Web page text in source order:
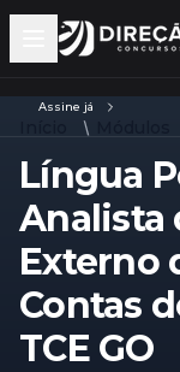
Open main menu
Assine já
Língua
Analista
Externo
Contas
TCE GO